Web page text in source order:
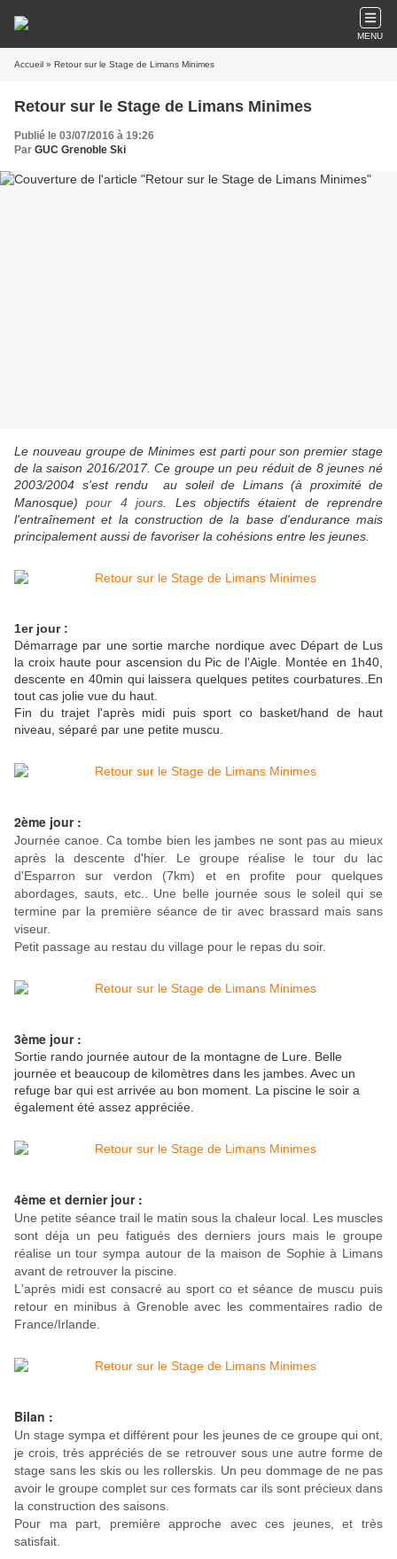
MENU
Accueil » Retour sur le Stage de Limans Minimes
Retour sur le Stage de Limans Minimes
Publié le 03/07/2016 à 19:26
Par GUC Grenoble Ski
Le nouveau groupe de Minimes est parti pour son premier stage
de la saison 2016/2017. Ce groupe un peu réduit de 8 jeunes né
2003/2004 s'est rendu au soleil de Limans (à proximité de
Manosque)pour 4 jours . Les objectifs étaient de reprendre
l'entraînement et la construction de la base d'endurance mais
principalement aussi de favoriser la cohésions entre les jeunes.
1er jour :
Démarrage par une sortie marche nordique avec Départ de Lus
la croix haute pour ascension du Pic de l'Aigle. Montée en 1h40,
descente en 40min qui laissera quelques petites courbatures..En
tout cas jolie vue du haut.
Fin du trajet l'après midi puissport co basket/hand de haut
niveau, séparé par une petite muscu.
2ème jour :
Journée canoe. Ca tombe bien les jambes ne sont pas au mieux
après la descente d'hier. Le groupe réalise le tour du lac
d'Esparron sur verdon (7km) et en profite pour quelques
abordages, sauts, etc.. Une belle journée sous le soleil qui se
termine par la première séance de tir avec brassard mais sans
viseur.
Petit passage au restau du village pour le repas du soir.
3ème jour :
Sortie rando journée autour de la montagne de Lure. Belle
journée et beaucoup de kilomètres dans les jambes. Avec un
refuge bar qui est arrivée au bon moment. La piscine le soir a
également été assez appréciée
4ème et dernier jour :
Une petite séance trail le matin sous la chaleur local. Les muscles
sont déja un peu fatigués des derniers jours mais le groupe
réalise un tour sympa autour de la maison de Sophie à Limans
avant de retrouver la piscine.
L'après midi est consacré au sport co et séance de muscu puis
retour en minibus à Grenoble avec les commentaires radio de
France/Irlande.
Bilan :
Un stage sympa et différent pour les jeunes de ce groupe qui ont,
je crois, très appréciés de se retrouver sous une autre forme de
stage sans les skis ou les rollerskis. Un peu dommage de ne pas
avoir le groupe complet sur ces formats car ils sont précieux dans
la construction des saisons.
Pour ma part, première approche avec ces jeunes, et très
satisfait.